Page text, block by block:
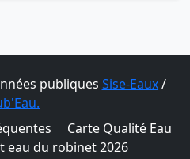
publiques Sise-Eaux/
Carte Qualité Eau
eau du robinet 2026